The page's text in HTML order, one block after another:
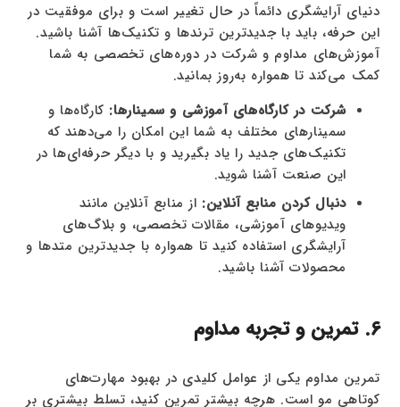
دنیای آرایشگری دائماً در حال تغییر است و برای موفقیت در
این حرفه، باید با جدیدترین ترندها و تکنیک‌ها آشنا باشید.
آموزش‌های مداوم و شرکت در دوره‌های تخصصی به شما
کمک می‌کند تا همواره به‌روز بمانید.
شرکت در کارگاه‌های آموزشی و سمینارها: کارگاه‌ها و
سمینارهای مختلف به شما این امکان را می‌دهند که
تکنیک‌های جدید را یاد بگیرید و با دیگر حرفه‌ای‌ها در
این صنعت آشنا شوید.
دنبال کردن منابع آنلاین: از منابع آنلاین مانند
ویدیوهای آموزشی، مقالات تخصصی، و بلاگ‌های
آرایشگری استفاده کنید تا همواره با جدیدترین متدها و
محصولات آشنا باشید.
6. تمرین و تجربه مداوم
تمرین مداوم یکی از عوامل کلیدی در بهبود مهارت‌های
کوتاهی مو است. هرچه بیشتر تمرین کنید، تسلط بیشتری بر